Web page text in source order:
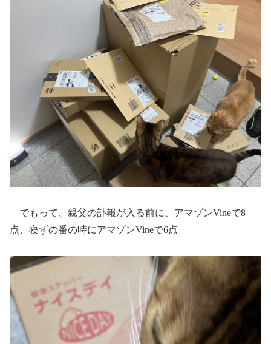
でもって、親父の訃報が入る前に、アマゾンVineで8
点、寝ずの番の時にアマゾンVineで6点